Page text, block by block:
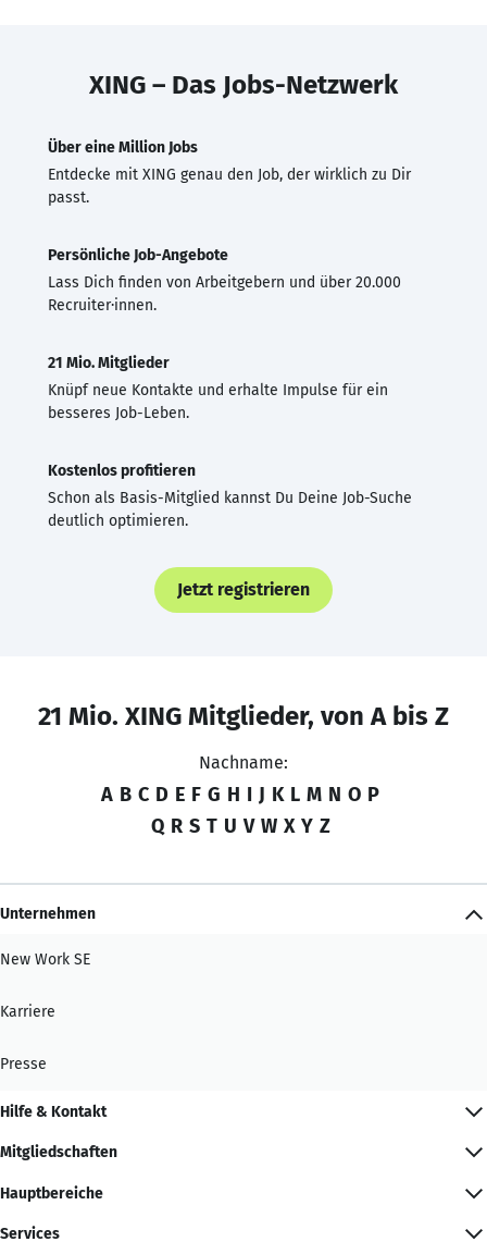
XING – Das Jobs-Netzwerk
Über eine Million Jobs
Entdecke mit XING genau den Job, der wirklich zu Dir
passt.
Persönliche Job-Angebote
Lass Dich finden von Arbeitgebern und über 20.000
Recruiter·innen.
21 Mio. Mitglieder
Knüpf neue Kontakte und erhalte Impulse für ein
besseres Job-Leben.
Kostenlos profitieren
Schon als Basis-Mitglied kannst Du Deine Job-Suche
deutlich optimieren.
Jetzt registrieren
21 Mio. XING Mitglieder, von A bis Z
Nachname:
A B C D E F G H I J K L M N O P
Q R S T U V W X Y Z
Unternehmen
New Work SE
Karriere
Presse
Hilfe & Kontakt
Mitgliedschaften
Hauptbereiche
Services